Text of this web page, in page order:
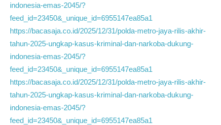
indonesia-emas-2045/?
feed_id=23450&_unique_id=6955147ea85a1
https://bacasaja.co.id/2025/12/31/polda-metro-jaya-rilis-akhir-
tahun-2025-ungkap-kasus-kriminal-dan-narkoba-dukung-
indonesia-emas-2045/?
feed_id=23450&_unique_id=6955147ea85a1
https://bacasaja.co.id/2025/12/31/polda-metro-jaya-rilis-akhir-
tahun-2025-ungkap-kasus-kriminal-dan-narkoba-dukung-
indonesia-emas-2045/?
feed_id=23450&_unique_id=6955147ea85a1